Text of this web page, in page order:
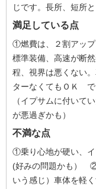
じです。長所、短所
満足している点
①燃費は、２割アッ
標準装備、高速が断
程、視界は悪くない
ターなくてもＯＫ で
（イプサムに付い
が悪過ぎかも）
不満な点
①乗り心地が硬い、
(好みの問題かも） ②
いう感じ）車体を軽